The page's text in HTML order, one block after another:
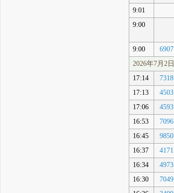
9:01
9:00
9:00 6907
2026年7月2日
17:14
7318
17:13
4503
17:06
4593
16:53
7096
16:45
9850
16:37
4171
16:34
4973
16:30
7049